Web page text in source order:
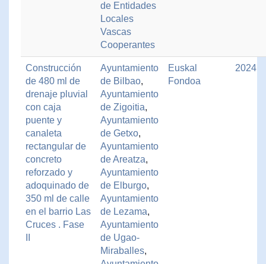
de Entidades
Locales
Vascas
Cooperantes
Construcción
de 480 ml de
drenaje pluvial
con caja
puente y
canaleta
rectangular de
concreto
reforzado y
adoquinado de
350 ml de calle
en el barrio Las
Cruces . Fase
Ayuntamiento
de Bilbao,
Ayuntamiento
de Zigoitia,
Ayuntamiento
de Getxo,
Ayuntamiento
de Areatza,
Ayuntamiento
de Elburgo,
Ayuntamiento
de Lezama,
Ayuntamiento
de Ugao-
Miraballes,
Euskal
Fondoa
2024